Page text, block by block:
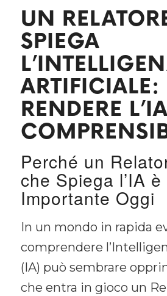
UN
SPIEGA
ARTIFICIALE:
RENDERE L’IA
Perché un
che Spiega l’IA è
Importante Oggi
In un mondo in rapida
comprendere
(IA) può sembrare
che entra in gioco un